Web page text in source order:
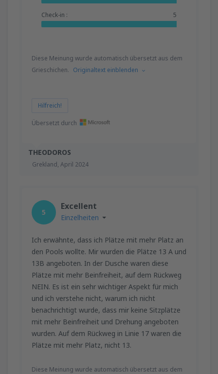
THEODOROS
Grekland, April 2024
Check-in : 5
Diese Meinung wurde automatisch übersetzt aus dem
Grieschichen. Originaltext einblenden
Hilfreich!
Übersetzt durch
5
Excellent
Einzelheiten
Ich erwähnte, dass ich Plätze mit mehr Platz an
den Pools wollte. Mir wurden die Plätze 13 A und
13B angeboten. In der Dusche waren diese
Plätze mit mehr Beinfreiheit, auf dem Rückweg
NEIN. Es ist ein sehr wichtiger Aspekt für mich
und ich verstehe nicht, warum ich nicht
benachrichtigt wurde, dass mir keine Sitzplätze
mit mehr Beinfreiheit und Drehung angeboten
wurden. Auf dem Rückweg in Linie 17 waren die
Plätze mit mehr Platz, nicht 13.
Diese Meinung wurde automatisch übersetzt aus dem